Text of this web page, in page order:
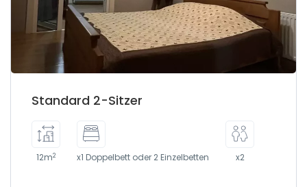
Standard 2-Sitzer
12m2 x1 Doppelbett oder 2 Einzelbetten x2